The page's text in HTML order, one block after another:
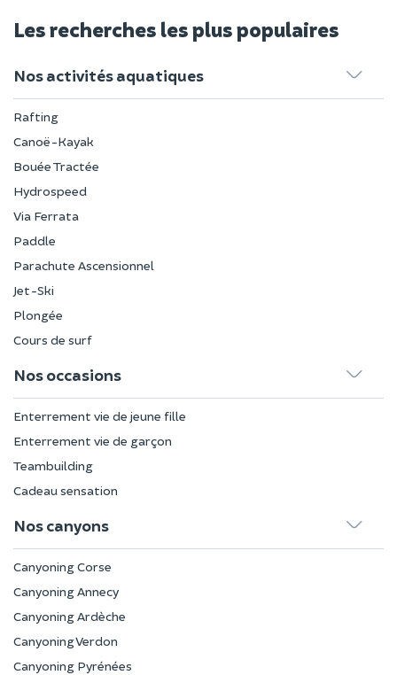
Les recherches les plus populaires
Nos activités aquatiques
Rafting
Canoë-Kayak
Bouée Tractée
Hydrospeed
Via Ferrata
Paddle
Parachute Ascensionnel
Jet-Ski
Plongée
Cours de surf
Nos occasions
Enterrement vie de jeune fille
Enterrement vie de garçon
Teambuilding
Cadeau sensation
Nos canyons
Canyoning Corse
Canyoning Annecy
Canyoning Ardèche
Canyoning Verdon
Canyoning Pyrénées